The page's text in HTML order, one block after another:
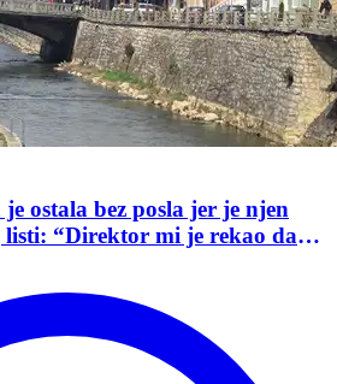
ostala bez posla jer je njen
listi: “Direktor mi je rekao da